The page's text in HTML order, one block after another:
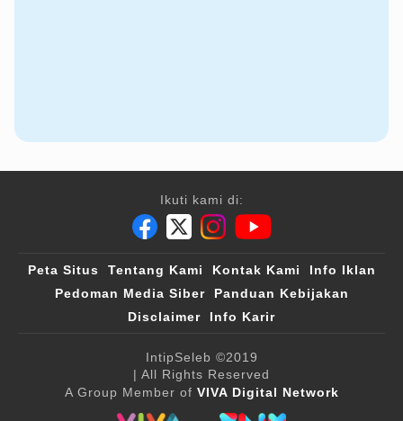
Ikuti kami di:
Peta Situs Tentang Kami Kontak Kami
Info Iklan
Pedoman Media Siber
Panduan Kebijakan
Disclaimer
Info Karir
IntipSeleb ©2019
| All Rights Reserved
A Group Member of VIVA Digital Network